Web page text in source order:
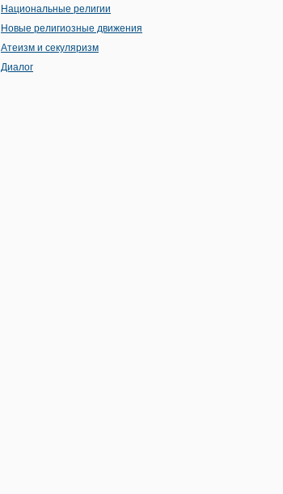
Национальные религии
Новые религиозные движения
Атеизм и секуляризм
Диалог